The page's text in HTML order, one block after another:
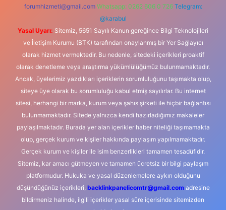
forumhizmeti@gmail.com Whatsapp: 0262 606 0 726 Telegram:
@karabul
Yasal Uyarı: Sitemiz, 5651 Sayılı Kanun gereğince Bilgi Teknolojileri
ve İletişim Kurumu (BTK) tarafından onaylanmış bir Yer Sağlayıcı
olarak hizmet vermektedir. Bu nedenle, sitedeki içerikleri proaktif
olarak denetleme veya araştırma yükümlülüğümüz bulunmamaktadır.
Ancak, üyelerimiz yazdıkları içeriklerin sorumluluğunu taşımakta olup,
siteye üye olarak bu sorumluluğu kabul etmiş sayılırlar. Bu internet
sitesi, herhangi bir marka, kurum veya şahıs şirketi ile hiçbir bağlantısı
bulunmamaktadır. Sitede yalnızca kendi hazırladığımız makaleler
paylaşılmaktadır. Burada yer alan içerikler haber niteliği taşımamakta
olup, gerçek kurum ve kişiler hakkında paylaşım yapılmamaktadır.
Gerçek kurum ve kişiler ile isim benzerlikleri tamamen tesadüfidir.
Sitemiz, kar amacı gütmeyen ve tamamen ücretsiz bir bilgi paylaşım
platformudur. Hukuka ve yasal düzenlemelere aykırı olduğunu
düşündüğünüz içerikleri, backlinkpanelicomtr@gmail.comadresine
bildirmeniz halinde, ilgili içerikler yasal süre içerisinde sitemizden